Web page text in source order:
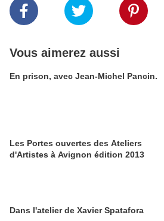
Vous aimerez aussi
En prison, avec Jean-Michel Pancin.
Les Portes ouvertes des Ateliers
d'Artistes à Avignon édition 2013
Dans l'atelier de Xavier Spatafora